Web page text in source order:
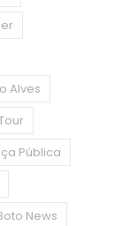
Alves
Pública
News